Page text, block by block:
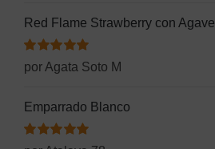
Red Flame Strawberry con Agave
Valorado
con
de 5
por Agata Soto M
Emparrado Blanco